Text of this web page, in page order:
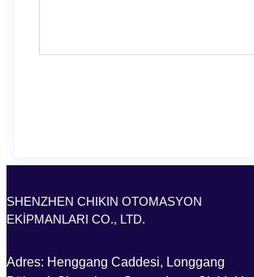
SHENZHEN CHIKIN OTOMASYON
EKİPMANLARI CO., LTD.
Adres: Henggang Caddesi, Longgang